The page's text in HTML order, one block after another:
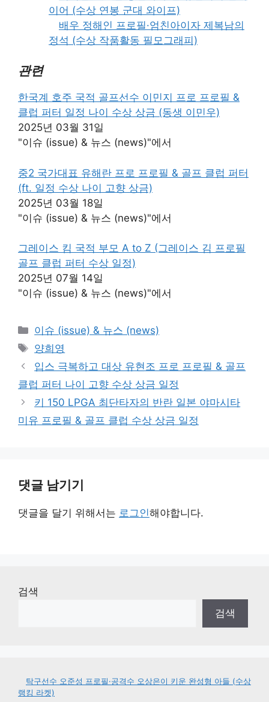
이어 (수상 연봉 군대 와이프)
배우 정해인 프로필·엄친아이자 제복남의
정석 (수상 작품활동 필모그래피)
관련
한국계 호주 국적 골프선수 이민지 프로 프로필 &
클럽 퍼터 일정 나이 수상 상금 (동생 이민우)
2025년 03월 31일
"이슈 (issue) & 뉴스 (news)"에서
중2 국가대표 유해란 프로 프로필 & 골프 클럽 퍼터
(ft. 일정 수상 나이 고향 상금)
2025년 03월 18일
"이슈 (issue) & 뉴스 (news)"에서
그레이스 킴 국적 부모 A to Z (그레이스 김 프로필
골프 클럽 퍼터 수상 일정)
2025년 07월 14일
"이슈 (issue) & 뉴스 (news)"에서
카
테
리
이슈 (issue) & 뉴스 (news)
태
그
양희영
입스 극복하고 대상 유현조 프로 프로필 & 골프
클럽 퍼터 나이 고향 수상 상금 일정
키 150 LPGA 최단타자의 반란 일본 야마시타
미유 프로필 & 골프 클럽 수상 상금 일정
댓글 남기기
댓글을 달기 위해서는 로그인해야합니다.
검색
검색
탁구선수 오준성 프로필·공격수 오상은이 키운 완성형 아들 (수상
랭킹 라켓)